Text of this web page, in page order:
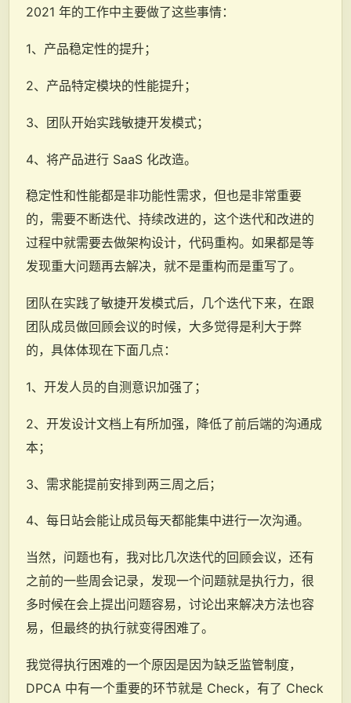
2021 年的工作中主要做了这些事情：
1、产品稳定性的提升；
2、产品特定模块的性能提升；
3、团队开始实践敏捷开发模式；
4、将产品进行 SaaS 化改造。
稳定性和性能都是非功能性需求，但也是非常重要
的，需要不断迭代、持续改进的，这个迭代和改进的
过程中就需要去做架构设计，代码重构。如果都是等
发现重大问题再去解决，就不是重构而是重写了。
团队在实践了敏捷开发模式后，几个迭代下来，在跟
团队成员做回顾会议的时候，大多觉得是利大于弊
的，具体体现在下面几点：
1、开发人员的自测意识加强了；
2、开发设计文档上有所加强，降低了前后端的沟通成
本；
3、需求能提前安排到两三周之后；
4、每日站会能让成员每天都能集中进行一次沟通。
当然，问题也有，我对比几次迭代的回顾会议，还有
之前的一些周会记录，发现一个问题就是执行力，很
多时候在会上提出问题容易，讨论出来解决方法也容
易，但最终的执行就变得困难了。
我觉得执行困难的一个原因是因为缺乏监管制度，
DPCA 中有一个重要的环节就是 Check，有了 Check